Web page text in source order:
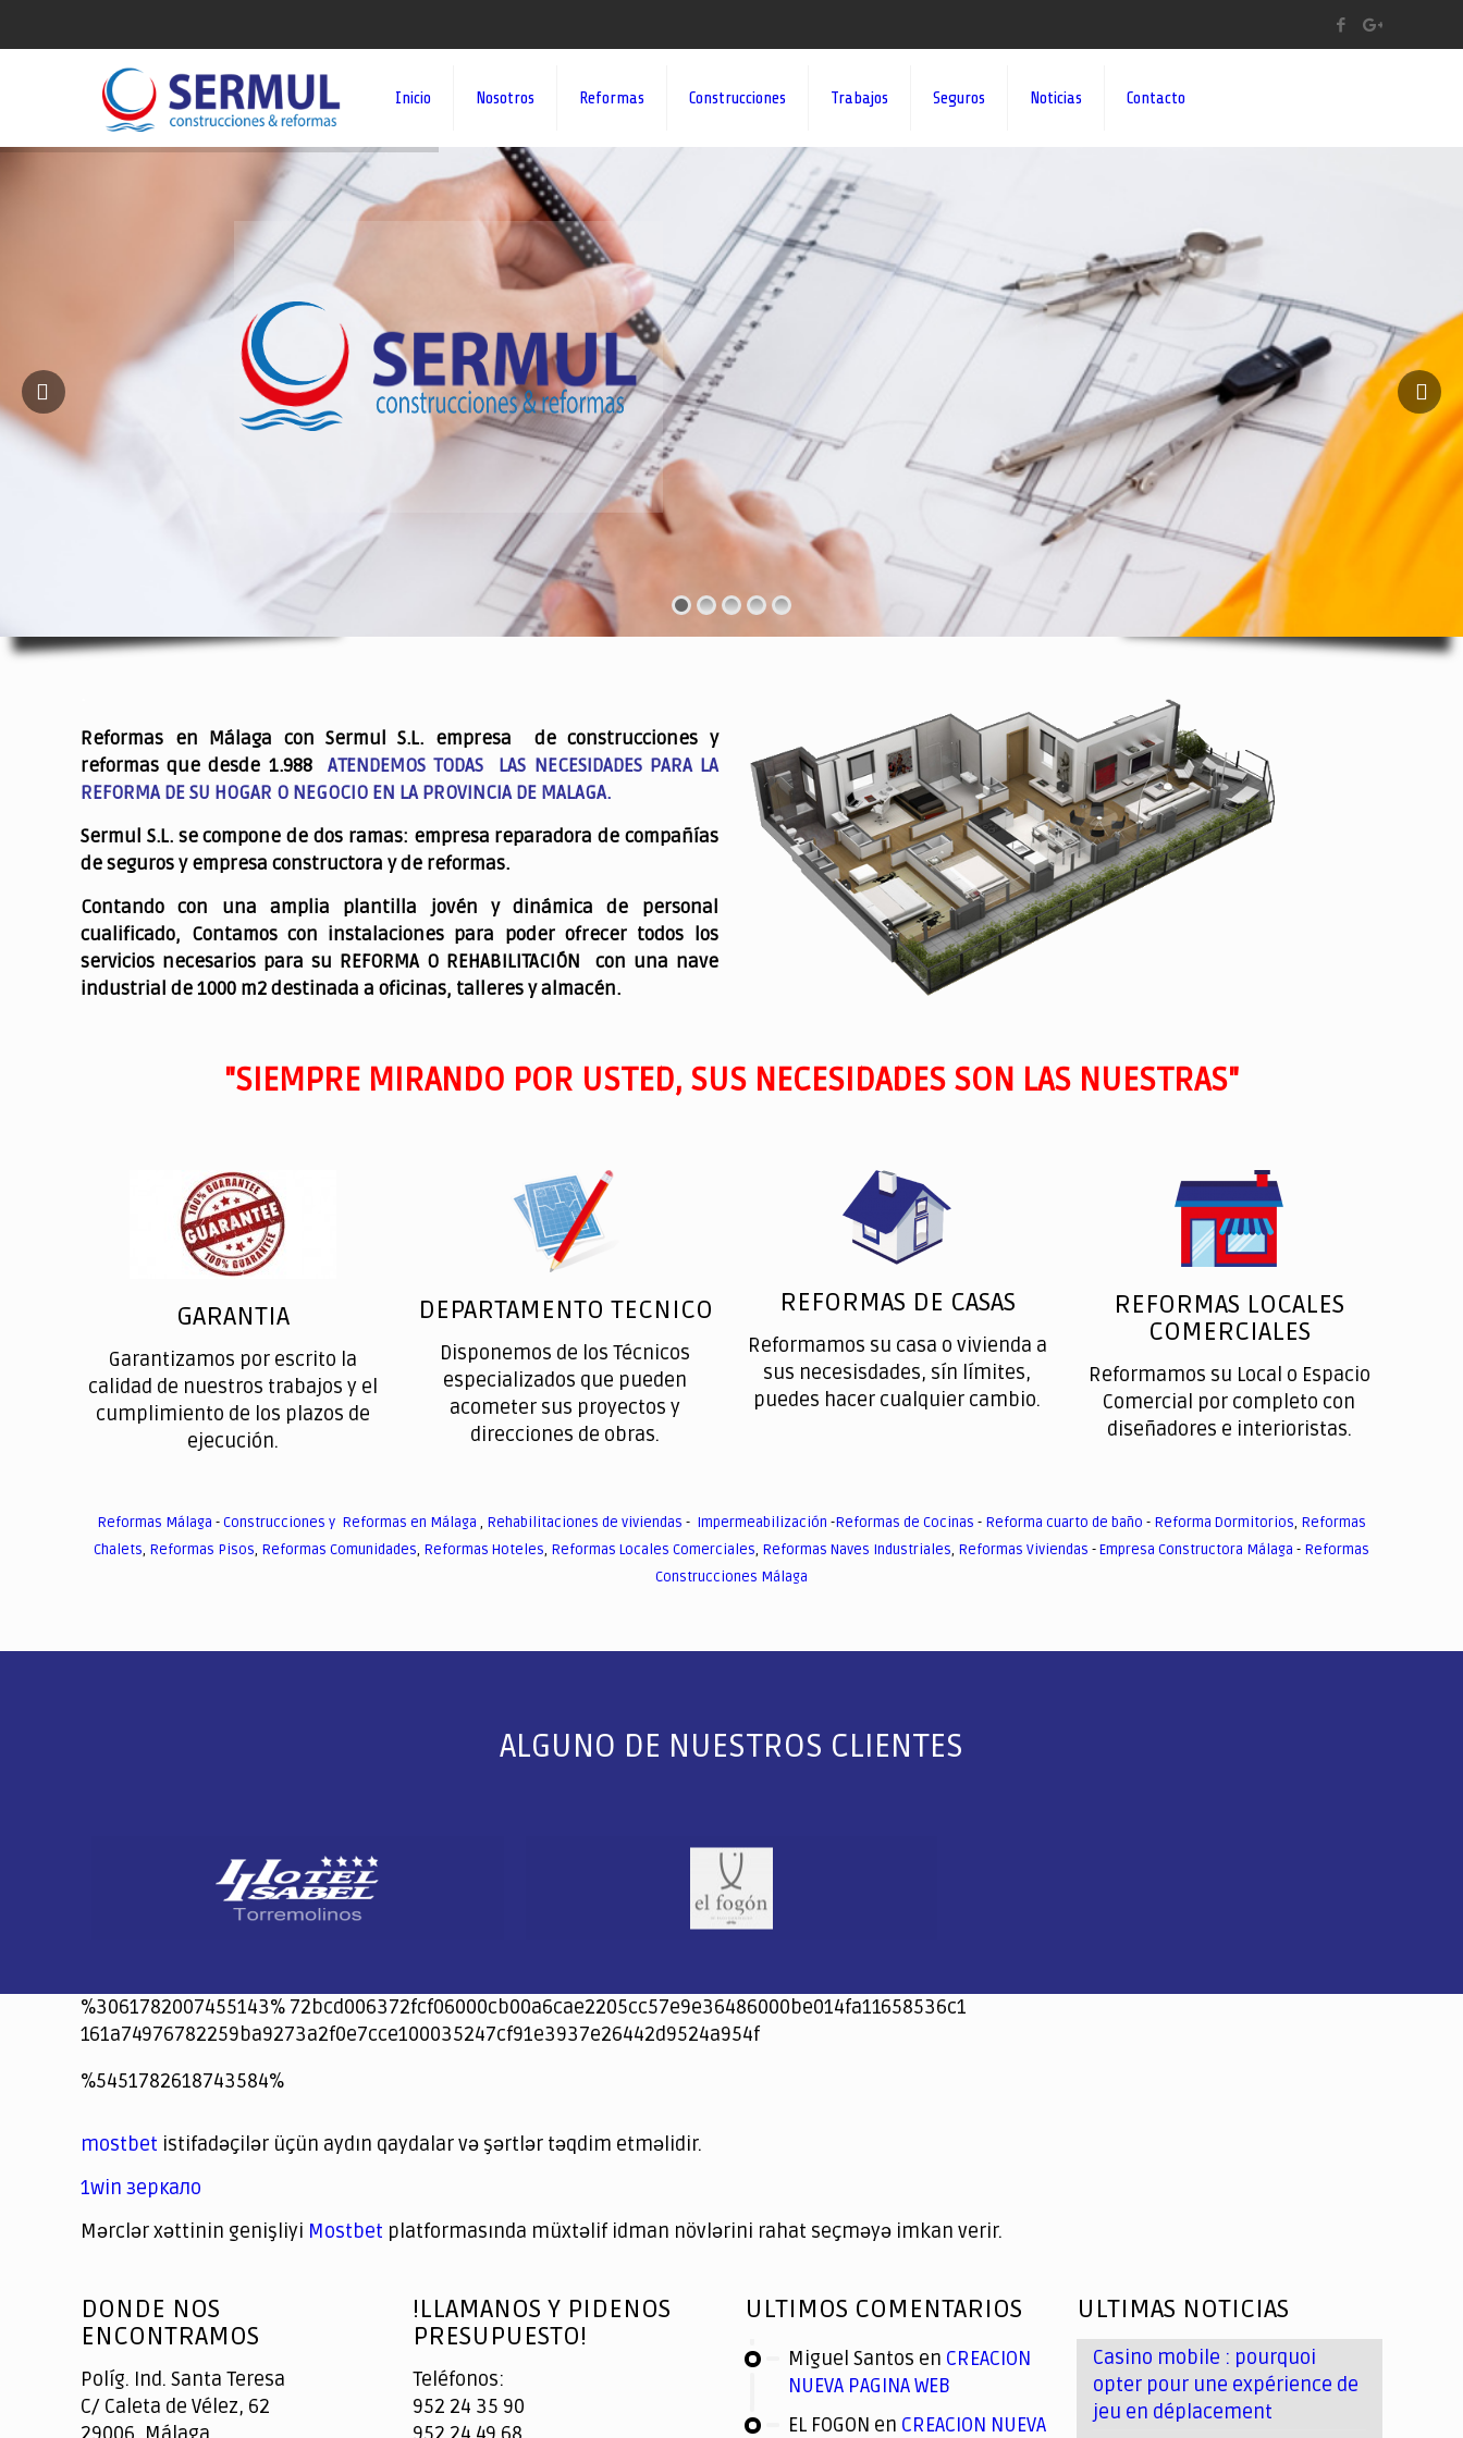
Inicio Nosotros Reformas Construcciones Trabajos Seguros Noticias Contacto
¡¡DAMOS VIDA A SUS IDEAS¡¡
Reformas en Málaga con Sermul S.L. empresa de construcciones y
reformas que desde 1.988 ATENDEMOS TODAS LAS NECESIDADES PARA LA
REFORMA DE SU HOGAR O NEGOCIO EN LA PROVINCIA DE MALAGA.
Sermul S.L. se compone de dos ramas: empresa reparadora de compañías
de seguros y empresa constructora y de reformas.
Contando con una amplia plantilla jovén y dinámica de personal
cualificado, Contamos con instalaciones para poder ofrecer todos los
servicios necesarios para su REFORMA O REHABILITACIÓN con una nave
industrial de 1000 m2 destinada a oficinas, talleres y almacén.
"SIEMPRE MIRANDO POR USTED, SUS NECESIDADES SON LAS NUESTRAS"
GARANTIA
Garantizamos por escrito la
calidad de nuestros trabajos y el
cumplimiento de los plazos de
ejecución.
DEPARTAMENTO TECNICO
Disponemos de los Técnicos
especializados que pueden
acometer sus proyectos y
direcciones de obras.
REFORMAS DE CASAS
Reformamos su casa o vivienda a
sus necesisdades, sín límites,
puedes hacer cualquier cambio.
REFORMAS LOCALES
COMERCIALES
Reformamos su Local o Espacio
Comercial por completo con
diseñadores e interioristas.
Reformas Málaga -Construcciones y Reformas en Málaga , Rehabilitaciones de viviendas - Impermeabilización -Reformas de Cocinas - Reforma cuarto de baño - Reforma Dormitorios, Reformas
Chalets, Reformas Pisos, Reformas Comunidades, Reformas Hoteles, Reformas Locales Comerciales, Reformas Naves Industriales, Reformas Viviendas -Empresa Constructora Málaga - Reformas
Construcciones Málaga
ALGUNO DE NUESTROS CLIENTES
%3061782007455143% 72bcd006372fcf06000cb00a6cae2205cc57e9e36486000be014fa11658536c1
161a74976782259ba9273a2f0e7cce100035247cf91e3937e26442d9524a954f
jeetcity
1xbet
jeet city casino
%5451782618743584%
spintiger
Avabet
Spinrise
Crown Green
Crowngreen casino login
슈가 러쉬1000 슬롯
crazy time casino online
1xcasinozambia.com
codingworldnews.com
parimatch.kr
winorio
winorio casino
winorio
mostbet istifadəçilər üçün aydın qaydalar və şərtlər təqdim etməlidir.
1win зеркало
Mərclər xəttinin genişliyi Mostbet platformasında müxtəlif idman növlərini rahat seçməyə imkan verir.
of
Casino
DONDE NOS
ENCONTRAMOS
Políg. Ind. Santa Teresa
C/ Caleta de Vélez, 62
!LLAMANOS Y PIDENOS
PRESUPUESTO!
Teléfonos:
952 24 35 90
ULTIMOS COMENTARIOS
Miguel Santos en CREACION
NUEVA PAGINA WEB
EL FOGON en CREACION NUEVA
ULTIMAS NOTICIAS
Casino mobile : pourquoi
opter pour une expérience de
jeu en déplacement